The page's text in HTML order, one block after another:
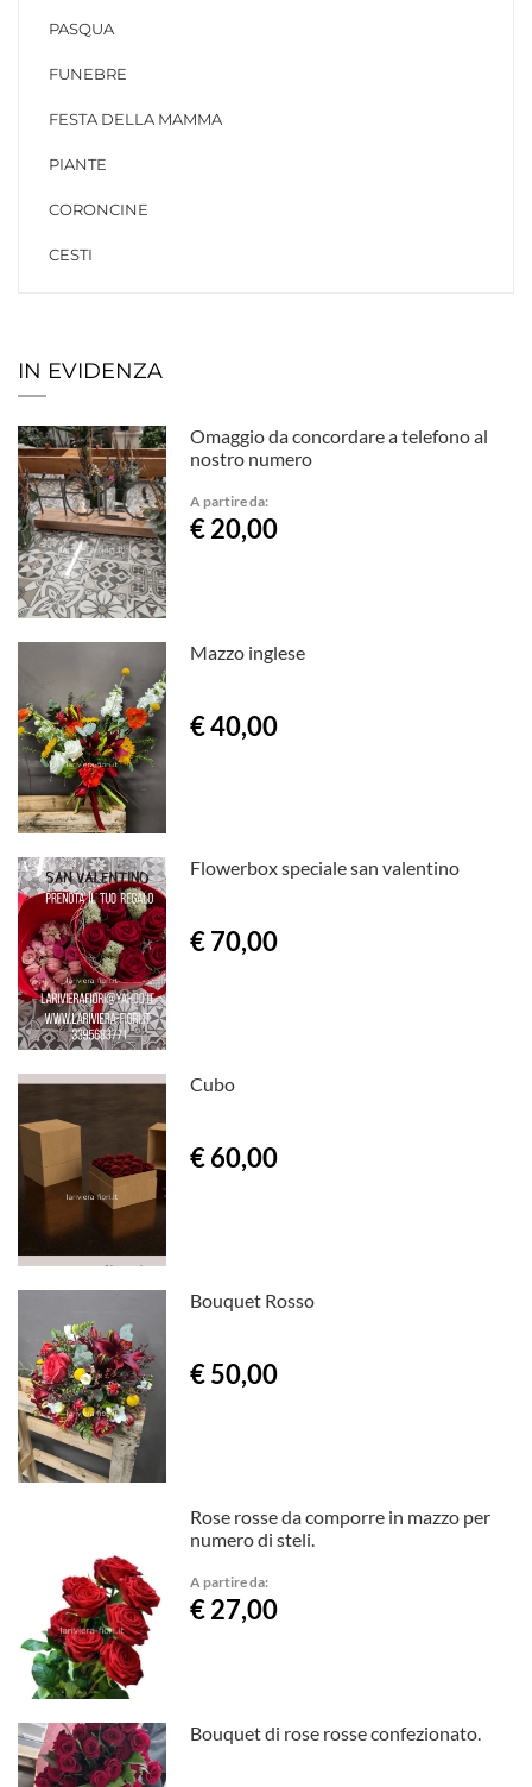
PASQUA
FUNEBRE
FESTA DELLA MAMMA
PIANTE
CORONCINE
CESTI
IN EVIDENZA
Omaggio da concordare a telefono al
nostro numero
A partire da:
€ 20,00
Mazzo inglese
€ 40,00
Flowerbox speciale san valentino
€ 70,00
Cubo
€ 60,00
Bouquet Rosso
€ 50,00
Rose rosse da comporre in mazzo per
numero di steli.
A partire da:
€ 27,00
Bouquet di rose rosse confezionato.